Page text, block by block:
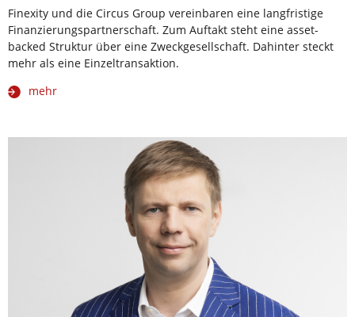
Finexity und die Circus Group vereinbaren eine langfristige
Finanzierungspartnerschaft. Zum Auftakt steht eine asset-
backed Struktur über eine Zweckgesellschaft. Dahinter steckt
mehr als eine Einzeltransaktion.
mehr